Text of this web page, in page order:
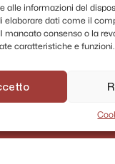
alle informazioni del
elaborare dati come il
mancato consenso o la
caratteristiche e funzioni.